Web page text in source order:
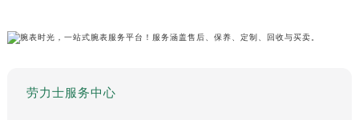
劳力士服务中心